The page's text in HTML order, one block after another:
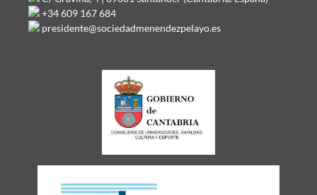
+34 609 167 684
presidente@sociedadmenendezpelayo.es